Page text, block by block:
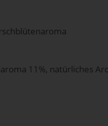
11%, natürliches